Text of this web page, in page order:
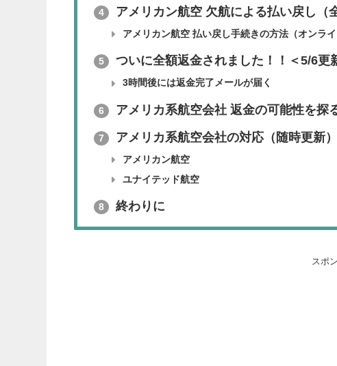
4 アメリカン航空 欠航による払い戻し（
アメリカン航空 払い戻し手続きの方法（オンライ
5 ついに全額返金されました！！＜5/6更
3時間後には返金完了メールが届く
6 アメリカ系航空会社 返金の可能性を探
7 アメリカ系航空会社の対応（随時更新）
アメリカン航空
ユナイテッド航空
8 終わりに
スポ